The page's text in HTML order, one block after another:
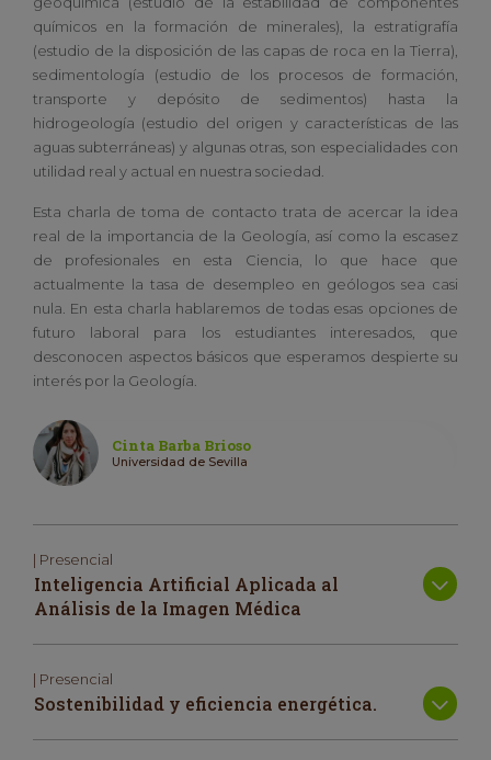
químicos en la formación de minerales), la estratigrafía
(estudio de la disposición de las capas de roca en la Tierra),
sedimentología (estudio de los procesos de formación,
transporte y depósito de sedimentos) hasta la
hidrogeología (estudio del origen y características de las
aguas subterráneas) y algunas otras, son especialidades con
utilidad real y actual en nuestra sociedad.
Esta charla de toma de contacto trata de acercar la idea
real de la importancia de la Geología, así como la escasez
de profesionales en esta Ciencia, lo que hace que
actualmente la tasa de desempleo en geólogos sea casi
nula. En esta charla hablaremos de todas esas opciones de
futuro laboral para los estudiantes interesados, que
desconocen aspectos básicos que esperamos despierte su
interés por la Geología.
Cinta Barba Brioso
Universidad de Sevilla
| Presencial
Inteligencia Artificial Aplicada al
Análisis de la Imagen Médica
| Presencial
Sostenibilidad y eficiencia energética.